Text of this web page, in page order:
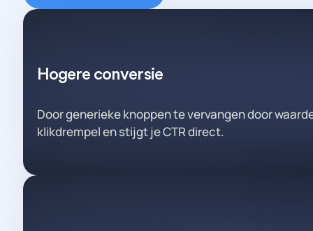
Hogere conversie
Door generieke knoppen te vervangen door
klikdrempel en stijgt je CTR direct.